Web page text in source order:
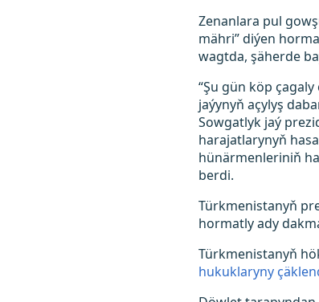
Zenanlara pul
mähri” diýen
wagtda, şäherde
“Şu gün köp
jaýynyň açylyş
Sowgatlyk jaý
harajatlarynyň
hünärmenleriniň
berdi.
Türkmenistanyň
hormatly ady
Türkmenistanyň
hukuklaryny